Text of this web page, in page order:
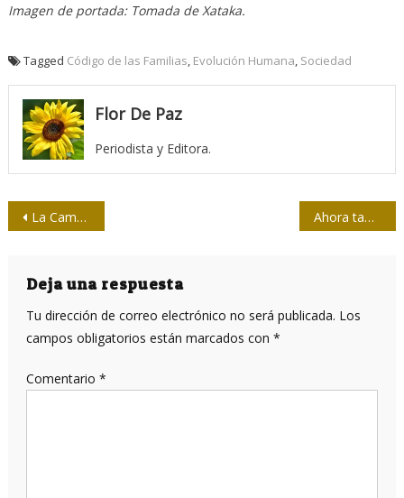
Imagen de portada: Tomada de Xataka.
Tagged Código de las Familias Evolución Humana Sociedad
Flor De Paz
Periodista y Editora.
Navegación
entradas
La Camerata Romeu con acento latino Ahora también se puede escribir en TikTok
Deja una respuesta
Tu dirección de correo electrónico no será publicada. Los
campos obligatorios están marcados con *
Comentario *